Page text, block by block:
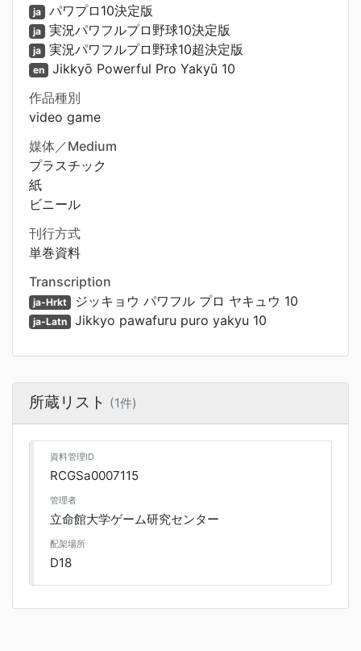
ja パワプロ10決定版
ja 実況パワフルプロ野球10決定版
ja 実況パワフルプロ野球10超決定版
en Jikkyō Powerful Pro Yakyū 10
作品種別
video game
媒体／Medium
プラスチック
紙
ビニール
刊行方式
単巻資料
Transcription
ja-Hrkt ジッキョウ パワフル プロ ヤキュウ 10
ja-Latn Jikkyo pawafuru puro yakyu 10
所蔵リスト (1件)
資料管理ID
RCGSa0007115
管理者
立命館大学ゲーム研究センター
配架場所
D18